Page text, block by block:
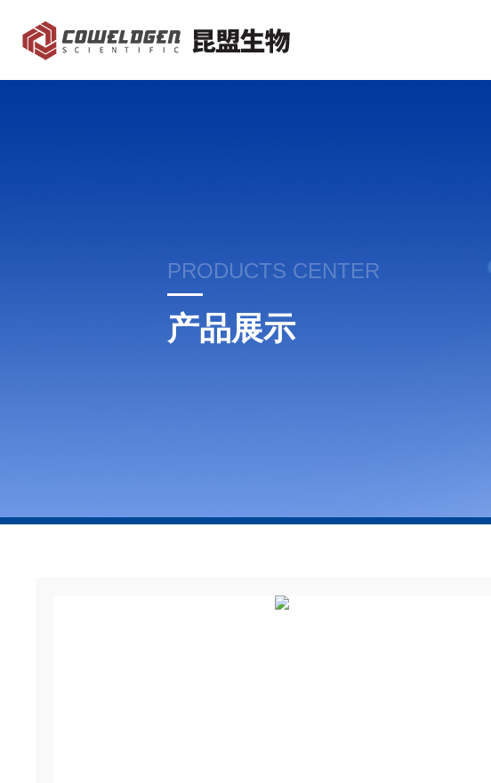
PRODUCTS CENTER
产品展示